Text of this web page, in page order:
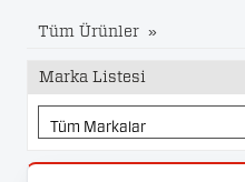
Tüm Ürünler
Marka Listesi